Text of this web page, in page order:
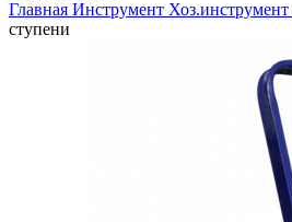
Главная Инструмент Хоз.инструмент
ступени